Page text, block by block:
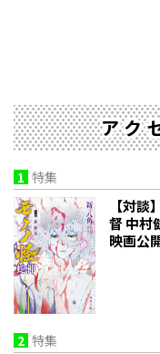
アク
1 特集
【対
督 中村
映画公
2 特集